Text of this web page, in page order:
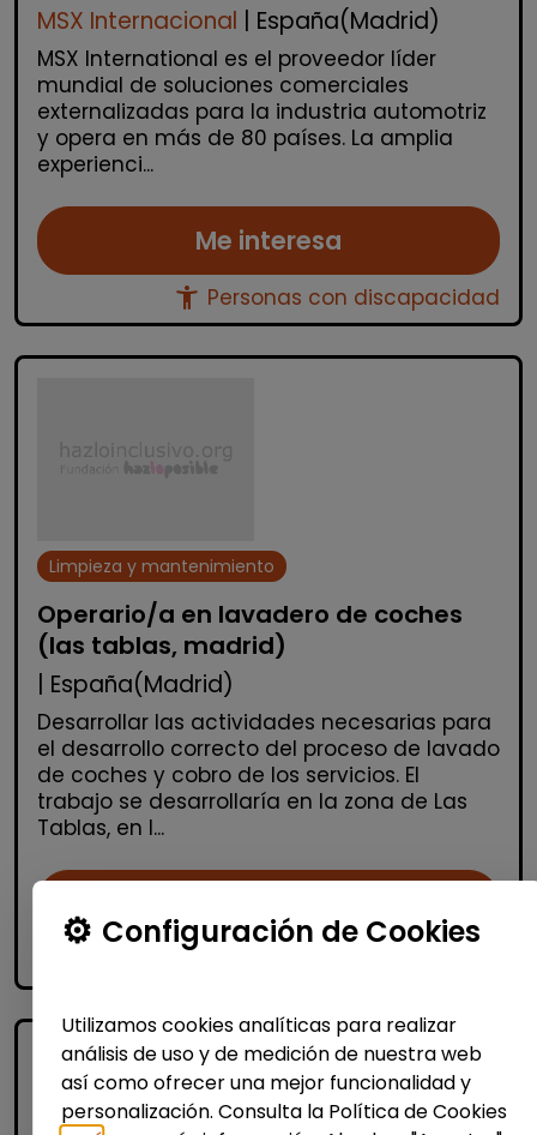
MSX Internacional | España(Madrid)
MSX International es el proveedor líder
mundial de soluciones comerciales
externalizadas para la industria automotriz
y opera en más de 80 países. La amplia
experienci...
Me interesa
accessibility_new Personas con discapacidad
Limpieza y mantenimiento
Operario/a en lavadero de coches
(las tablas, madrid)
| España(Madrid)
Desarrollar las actividades necesarias para
el desarrollo correcto del proceso de lavado
de coches y cobro de los servicios. El
trabajo se desarrollaría en la zona de Las
Tablas, en l...
Configuración de Cookies
Utilizamos cookies analíticas para realizar
análisis de uso y de medición de nuestra web
así como ofrecer una mejor funcionalidad y
personalización. Consulta la Política de Cookies